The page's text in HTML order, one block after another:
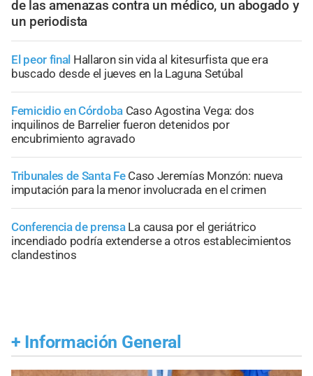
de las amenazas contra un médico, un abogado y
un periodista
El peor final Hallaron sin vida al kitesurfista que era
buscado desde el jueves en la Laguna Setúbal
Femicidio en Córdoba Caso Agostina Vega: dos
inquilinos de Barrelier fueron detenidos por
encubrimiento agravado
Tribunales de Santa Fe Caso Jeremías Monzón: nueva
imputación para la menor involucrada en el crimen
Conferencia de prensa La causa por el geriátrico
incendiado podría extenderse a otros establecimientos
clandestinos
+ Información General